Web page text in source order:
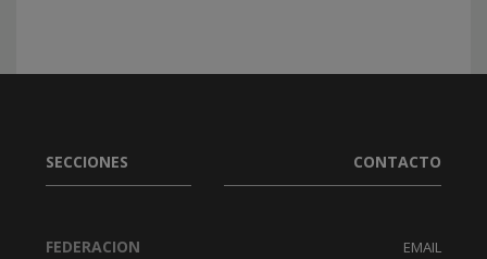
SECCIONES
FEDERACION
CONTACTO
EMAIL